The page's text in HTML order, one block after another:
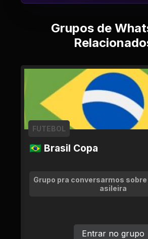
Grupos de
🇧🇷 Brasil Copa
FUTEBOL
Grupo pra conversarmos
asileira
Entrar no grupo